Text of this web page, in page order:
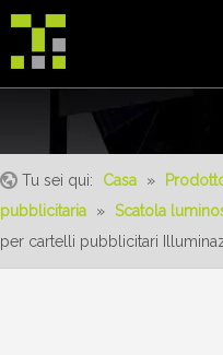
Riguardo a noi
Prodotto
Servizio
Tu sei qui: Casa »
pubblicitaria
» Scatola
per cartelli pubblicitari